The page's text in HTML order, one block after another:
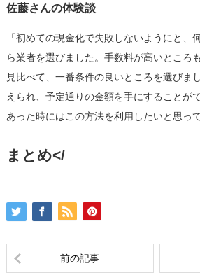
佐藤さんの体験談
「初めての現金化で失敗しないようにと、
ら業者を選びました。手数料が高いところ
見比べて、一番条件の良いところを選びま
えられ、予定通りの金額を手にすることが
あった時にはこの方法を利用したいと思っ
まとめ</
前の記事